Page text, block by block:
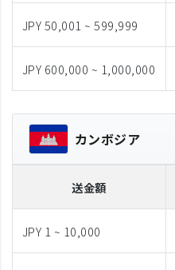
JPY 50,001 ~ 599,999
JPY 600,000 ~ 1,000,000
カンボジア
送金額
JPY 1 ~ 10,000